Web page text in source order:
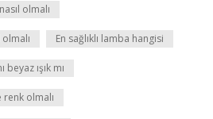
olmalı
En sağlıklı lamba hangisi
beyaz ışık mı
renk olmalı